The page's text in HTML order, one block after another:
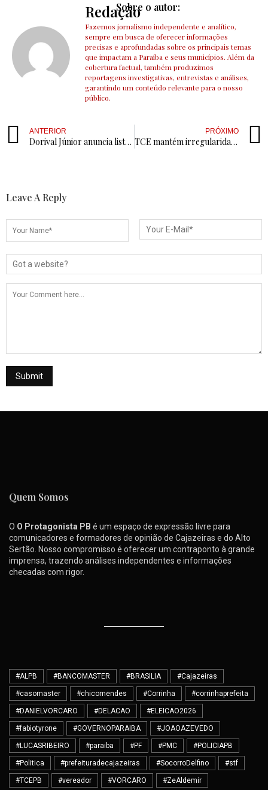
Sobre o autor:
Redação
Fazemos jornalismo independente e analítico,
sempre em busca de oferecer informações
precisas e aprofundadas sobre os principais temas
que impactam a Paraíba e seus municípios. Além da
cobertura factual, também produzimos
reportagens investigativas, entrevistas e análises,
garantindo um conteúdo relevante para o nosso
público.
ANTERIOR
Dorival Júnior anuncia lista de convocados para jogos contra Colômbia e Argentina
PRÓXIMO
TCE mantém irregularidades na contratação de cooperativa em Cajazeiras-PB
Leave A Reply
Quem Somos
O O Protagonista PB é um espaço de expressão livre para
comunicadores e formadores de opinião de Cajazeiras e do Alto
Sertão. Nosso compromisso é oferecer um contraponto à grande
imprensa, trazendo análises independentes e informações
checadas com rigor.
#ALPB #BANCOMASTER #BRASILIA #Cajazeiras
#casomaster #chicomendes #Corrinha #corrinhaprefeita
#DANIELVORCARO #DELACAO #ELEICAO2026
#fabiotyrone #GOVERNOPARAIBA #JOAOAZEVEDO
#LUCASRIBEIRO #paraiba #PF #PMC #POLICIAPB
#Politica #prefeituradecajazeiras #SocorroDelfino #stf
#TCEPB #vereador #VORCARO #ZeAldemir